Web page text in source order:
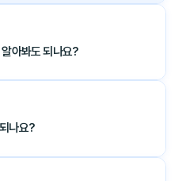
아봐도 되나요?
나요?